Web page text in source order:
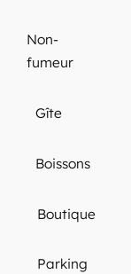
Non-
fumeur
Gîte
Boissons
Boutique
Parking